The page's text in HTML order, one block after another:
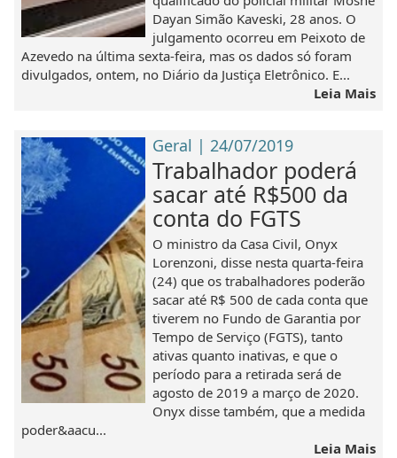
Dayan Simão Kaveski, 28 anos. O
julgamento ocorreu em Peixoto de
Azevedo na última sexta-feira, mas os dados só foram
divulgados, ontem, no Diário da Justiça Eletrônico. E...
Leia Mais
Geral | 24/07/2019
Trabalhador poderá
sacar até R$500 da
conta do FGTS
O ministro da Casa Civil, Onyx
Lorenzoni, disse nesta quarta-feira
(24) que os trabalhadores poderão
sacar até R$ 500 de cada conta que
tiverem no Fundo de Garantia por
Tempo de Serviço (FGTS), tanto
ativas quanto inativas, e que o
período para a retirada será de
agosto de 2019 a março de 2020.
Onyx disse também, que a medida
poder&aacu...
Leia Mais